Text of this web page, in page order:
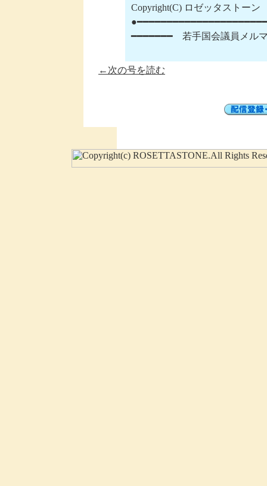
Copyright(C) ロゼッタストーン
←次の号を読む